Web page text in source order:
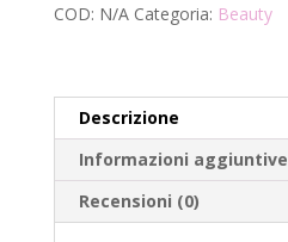
COD: N/A Categoria: Beauty
Descrizione
Informazioni aggiuntive
Recensioni (0)